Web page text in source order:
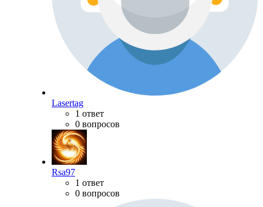
Lasertag
1 ответ
0 вопросов
Rsa97
1 ответ
0 вопросов